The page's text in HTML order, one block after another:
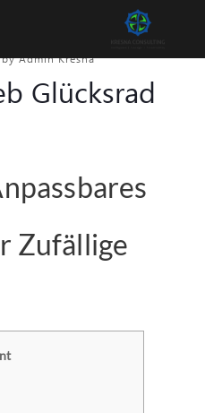
by Admin Kresna
Glücksrad
Zufällige